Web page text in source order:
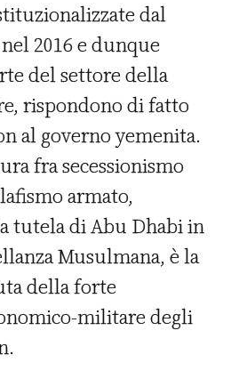
dal
2016 e dunque
del settore della
rispondono di fatto
al governo yemenita.
fra secessionismo
armato,
tutela di Abu Dhabi in
Musulmana, è la
della forte
militare degli